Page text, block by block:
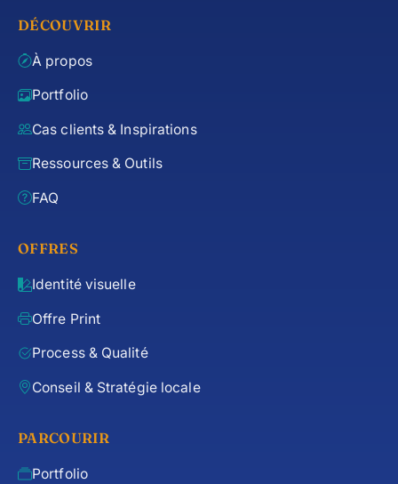
DÉCOUVRIR
À propos
Portfolio
Cas clients & Inspirations
Ressources & Outils
FAQ
OFFRES
Identité visuelle
Offre Print
Process & Qualité
Conseil & Stratégie locale
PARCOURIR
Portfolio